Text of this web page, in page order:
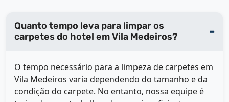
Quanto tempo leva para limpar os
carpetes do hotel em Vila Medeiros?
O tempo necessário para a limpeza de carpetes em
Vila Medeiros varia dependendo do tamanho e da
condição do carpete. No entanto, nossa equipe é